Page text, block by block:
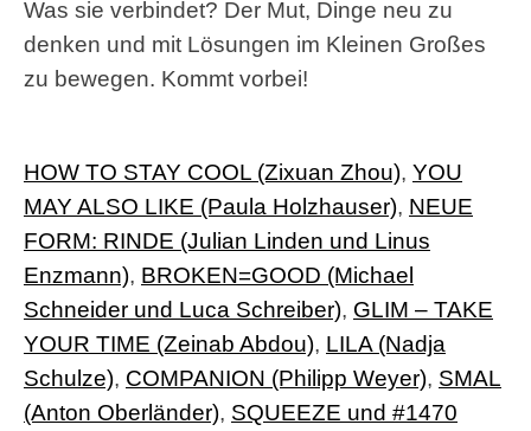
Was sie verbindet? Der Mut, Dinge neu zu
denken und mit Lösungen im Kleinen Großes
zu bewegen. Kommt vorbei!
HOW TO STAY COOL (Zixuan Zhou), YOU
MAY ALSO LIKE (Paula Holzhauser), NEUE
FORM: RINDE (Julian Linden und Linus
Enzmann), BROKEN=GOOD (Michael
Schneider und Luca Schreiber), GLIM – TAKE
YOUR TIME (Zeinab Abdou), LILA (Nadja
Schulze), COMPANION (Philipp Weyer), SMAL
(Anton Oberländer), SQUEEZE und #1470